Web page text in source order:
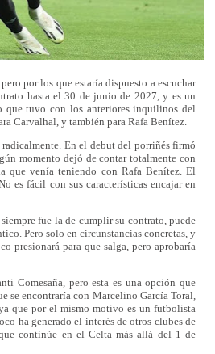
por los que estaría dispuesto a escuchar
hasta el 30 de junio de 2027, y es un
que tuvo con los anteriores inquilinos del
Carvalhal, y también para Rafa Benítez.
En el debut del porriñés firmó
momento dejó de contar totalmente con
que venía teniendo con Rafa Benítez. El
es fácil con sus características encajar en
fue la de cumplir su contrato, puede
Pero solo en circunstancias concretas, y
presionará para que salga, pero aprobaría
Comesaña, pero esta es una opción que
se encontraría con Marcelino García Toral,
que por el mismo motivo es un futbolista
ha generado el interés de otros clubes de
continúe en el Celta más allá del 1 de